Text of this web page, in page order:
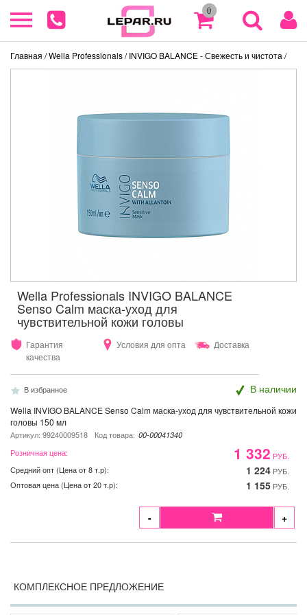
0
Главная / Wella Professionals/ INVIGO BALANCE - Свежесть и чистота /
Wella Professionals INVIGO BALANCE
Senso Calm маска-уход для
чувствительной кожи головы
Гарантия
качества
Условия для опта Доставка
В наличии
В избранное
Wella INVIGO BALANCE Senso Calm маска-уход для чувствительной кожи
головы 150 мл
Артикул: 99240009518 Код товара: 00-00041340
1 332 РУБ.
Розничная цена:
1 224 РУБ.
Средний опт (Цена от 8 т.р):
1 155 РУБ.
Оптовая цена (Цена от 20 т.р):
- +
КОМПЛЕКСНОЕ ПРЕДЛОЖЕНИЕ